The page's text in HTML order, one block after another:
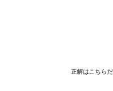
正解はこちら